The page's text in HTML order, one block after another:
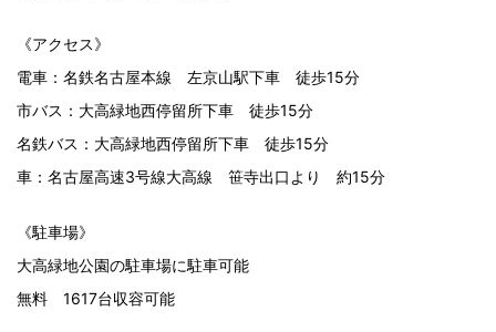
《アクセス》
電車：名鉄名古屋本線 左京山駅下車 徒歩15分
市バス：大高緑地西停留所下車 徒歩15分
名鉄バス：大高緑地西停留所下車 徒歩15分
車：名古屋高速3号線大高線 笹寺出口より 約15分
《駐車場》
大高緑地公園の駐車場に駐車可能
無料 1617台収容可能